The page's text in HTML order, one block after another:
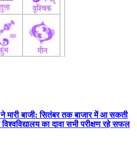
मारी बाजी: सितंबर तक बाजार में आ सकती
का दावा सभी परीक्षण रहे सफल